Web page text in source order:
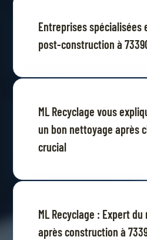
Entreprises spécialisées
post-construction à
ML Recyclage vous
un bon nettoyage après
crucial
ML Recyclage : Expert
après construction à